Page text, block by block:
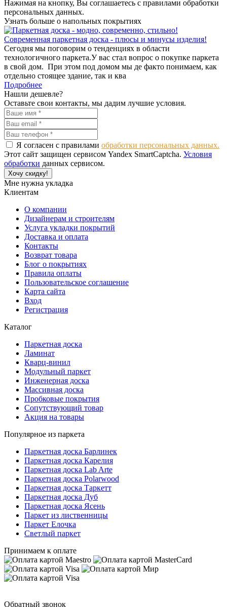
Нажимая на кнопку, Вы соглашаетесь с правилами обработки
персональных данных.
Узнать больше о напольных покрытиях
Современная паркетная доска - плюсы и минусы изделия!
Сегодня мы поговорим о тенденциях в области
технологичного паркета.У вас стал вопрос о покупке паркета
в свой дом. При этом под домом мы де факто понимаем, как
отдельно стоящее здание, так и ква
Подробнее
Нашли дешевле?
Оставьте свои контакты, мы дадим лучшие условия.
Я согласен с правилами обработки персональных данных.
Этот сайт защищен сервисом Yandex SmartCaptcha. Условия
обработки данных сервисом.
Хочу скидку!
Мне нужна укладка
Клиентам
О компании
Дизайнерам и строителям
Услуга укладки покрытий
Доставка и оплата
Контакты
Возврат товара
Блог о покрытиях
Правила оплаты
Пользовательское соглашение
Карта сайта
Вход
Регистрация
Каталог
Паркетная доска
Ламинат
Кварц-винил
Модульный паркет
Инженерная доска
Массивная доска
Пробковые покрытия
Сопутствующий товар
Акция на товары
Популярное из паркета
Паркетная доска Барлинек
Паркетная доска Карелия
Паркетная доска Lab Arte
Паркетная доска Polarwood
Паркетная доска Таркетт
Паркетная доска Дуб
Паркетная доска Ясень
Паркет из лиственницы
Паркет Елочка
Светлый паркет
Принимаем к оплате
Обратный звонок